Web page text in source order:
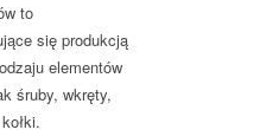
to
się produkcją
elementów
śruby, wkręty,